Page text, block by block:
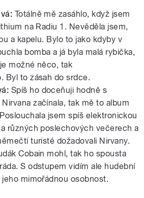
Totálně mě zasáhlo, když jsem
na Radiu 1. Nevěděla jsem,
a kapelu. Bylo to jako kdyby v
bomba a já byla malá rybička,
možné něco, tak
Byl to zásah do srdce.
Spíš ho doceňuji hodně s
začínala, tak mě to album
jsem spíš elektronickou
různých poslechových večerech a
turisté dožadovali Nirvany.
Cobain mohl, tak ho spousta
S odstupem vidím ale hudební
jeho mimořádnou osobnost.